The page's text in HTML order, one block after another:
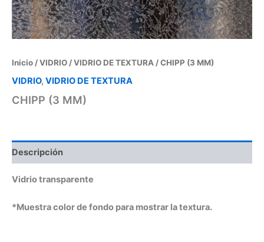
Inicio /VIDRIO /VIDRIO DE TEXTURA / CHIPP (3 MM)
VIDRIO, VIDRIO DE TEXTURA
CHIPP (3 MM)
Descripción
Vidrio transparente
*Muestra color de fondo para mostrar la textura.